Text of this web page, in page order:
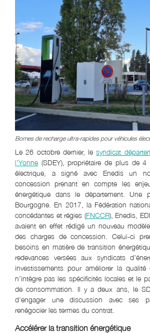
Bornes de recharge ultra-rapides pour véhicules
Le 26 octobre dernier, lesyndicat
l’Yonne (SDEY), propriétaire de plus de
électrique, a signé avec Enedis un
concession prenant en compte les
énergétique dans le département. Une
Bourgogne. En 2017, la Fédération
concédantes et régies (FNCCR), Enedis,
avaient en effet rédigé un nouveau
des charges de concession. Celui-ci
besoins en matière de transition
redevances versées aux syndicats
investissements pour améliorer la
n’intègre pas les spécificités locales et le
de consommation. Il y a deux ans, le
d’engager une discussion avec ses
renégocier les termes du contrat.
Accélérer la transition énergétique